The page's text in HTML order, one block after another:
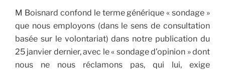
M Boisnard confond le terme générique « sondage »
que nous employons (dans le sens de consultation
basée sur le volontariat) dans notre publication du
25 janvier dernier, avec le « sondage d’opinion » dont
nous ne nous réclamons pas, qui lui, exige